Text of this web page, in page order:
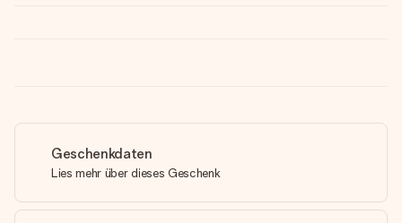
Geschenkdaten
Lies mehr über dieses Geschenk